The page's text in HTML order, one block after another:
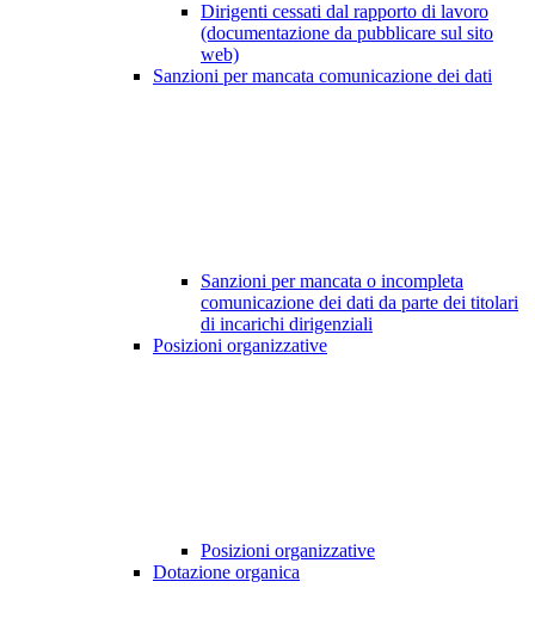
Dirigenti cessati dal rapporto di lavoro
(documentazione da pubblicare sul sito
web)
Sanzioni per mancata comunicazione dei dati
Sanzioni per mancata o incompleta
comunicazione dei dati da parte dei titolari
di incarichi dirigenziali
Posizioni organizzative
Posizioni organizzative
Dotazione organica